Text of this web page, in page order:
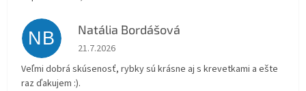
NB Natália Bordášová
Hodnotenie obchodu je 5 z 5 hviezdičiek.
21.7.2026
Veľmi dobrá skúsenosť, rybky sú krásne aj s krevetkami a ešte
raz ďakujem :).